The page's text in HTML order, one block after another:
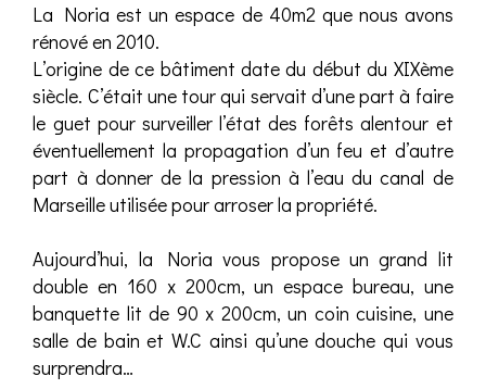
La Noria est un espace de 40m2 que nous avons
rénové en 2010.
L’origine de ce bâtiment date du début du XIXème
siècle. C’était une tour qui servait d’une part à faire
le guet pour surveiller l’état des forêts alentour et
éventuellement la propagation d’un feu et d’autre
part à donner de la pression à l’eau du canal de
Marseille utilisée pour arroser la propriété.
Aujourd’hui, la Noria vous propose un grand lit
double en 160 x 200cm, un espace bureau, une
banquette lit de 90 x 200cm, un coin cuisine, une
salle de bain et W.C ainsi qu’une douche qui vous
surprendra…